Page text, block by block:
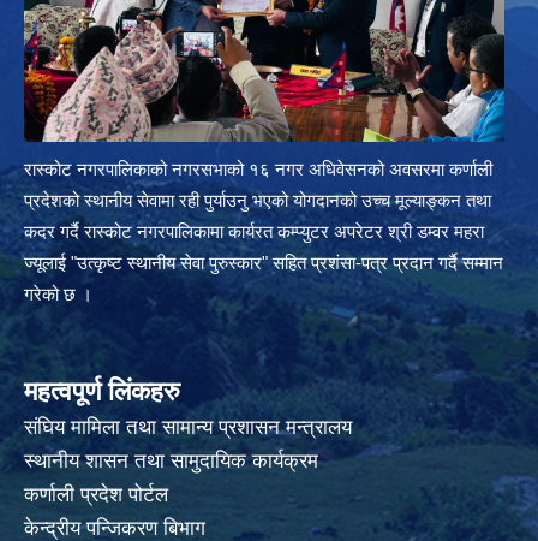
रास्कोट नगरपालिकाको नगरसभाको १६ नगर अधिवेसनको अवसरमा कर्णाली
प्रदेशको स्थानीय सेवामा रही पुर्याउनु भएको योगदानको उच्च मूल्याङ्कन तथा
कदर गर्दै रास्कोट नगरपालिकामा कार्यरत कम्प्युटर अपरेटर श्री डम्वर महरा
ज्यूलाई "उत्कृष्ट स्थानीय सेवा पुरुस्कार" सहित प्रशंसा-पत्र प्रदान गर्दै सम्मान
गरेको छ ।
महत्वपूर्ण लिंकहरु
संघिय मामिला तथा सामान्य प्रशासन मन्त्रालय
स्थानीय शासन तथा सामुदायिक कार्यक्रम
कर्णाली प्रदेश पोर्टल
केन्द्रीय पन्जिकरण बिभाग